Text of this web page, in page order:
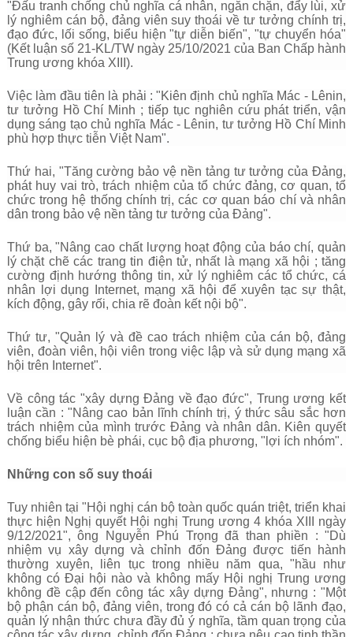
"Đấu tranh chống chủ nghĩa cá nhân, ngăn chặn, đẩy lùi, xử
lý nghiêm cán bộ, đảng viên suy thoái về tư tưởng chính trị,
đạo đức, lối sống, biểu hiện "tự diễn biến", "tự chuyển hóa"
(Kết luận số 21-KL/TW ngày 25/10/2021 của Ban Chấp hành
Trung ương khóa XIII).
Việc làm đầu tiên là phải : "Kiên định chủ nghĩa Mác - Lênin,
tư tưởng Hồ Chí Minh ; tiếp tục nghiên cứu phát triển, vận
dụng sáng tạo chủ nghĩa Mác - Lênin, tư tưởng Hồ Chí Minh
phù hợp thực tiễn Việt Nam".
Thứ hai, "Tăng cường bảo vệ nền tảng tư tưởng của Đảng,
phát huy vai trò, trách nhiệm của tổ chức đảng, cơ quan, tổ
chức trong hệ thống chính trị, các cơ quan báo chí và nhân
dân trong bảo vệ nền tảng tư tưởng của Đảng".
Thứ ba, "Nâng cao chất lượng hoạt động của báo chí, quản
lý chặt chẽ các trang tin điện tử, nhất là mạng xã hội ; tăng
cường định hướng thông tin, xử lý nghiêm các tổ chức, cá
nhân lợi dụng Internet, mạng xã hội để xuyên tạc sự thật,
kích động, gây rối, chia rẽ đoàn kết nội bộ".
Thứ tư, "Quản lý và đề cao trách nhiệm của cán bộ, đảng
viên, đoàn viên, hội viên trong việc lập và sử dụng mạng xã
hội trên Internet".
Về công tác "xây dựng Đảng về đạo đức", Trung ương kết
luận cần : "Nâng cao bản lĩnh chính trị, ý thức sâu sắc hơn
trách nhiệm của mình trước Đảng và nhân dân. Kiên quyết
chống biểu hiện bè phái, cục bộ địa phương, "lợi ích nhóm".
Những con số suy thoái
Tuy nhiên tại "Hội nghị cán bộ toàn quốc quán triệt, triển khai
thực hiện Nghị quyết Hội nghị Trung ương 4 khóa XIII ngày
9/12/2021", ông Nguyễn Phú Trọng đã than phiền : "Dù
nhiệm vụ xây dựng và chỉnh đốn Đảng được tiến hành
thường xuyên, liên tục trong nhiều năm qua, "hầu như
không có Đại hội nào và không mấy Hội nghị Trung ương
không đề cập đến công tác xây dựng Đảng", nhưng : "Một
bộ phận cán bộ, đảng viên, trong đó có cả cán bộ lãnh đạo,
quản lý nhận thức chưa đầy đủ ý nghĩa, tầm quan trọng của